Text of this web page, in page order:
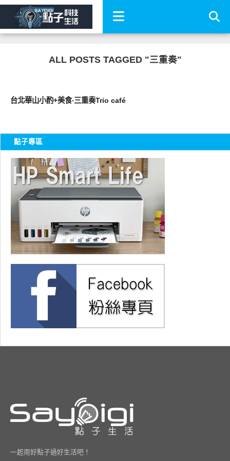
ALL POSTS TAGGED "三重奏"
台北華山小酌+美食‧三重奏Trio café
點子專區
一起用好點子過好生活吧！